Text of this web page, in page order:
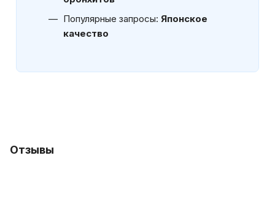
Популярные запросы: Японское
качество
Отзывы